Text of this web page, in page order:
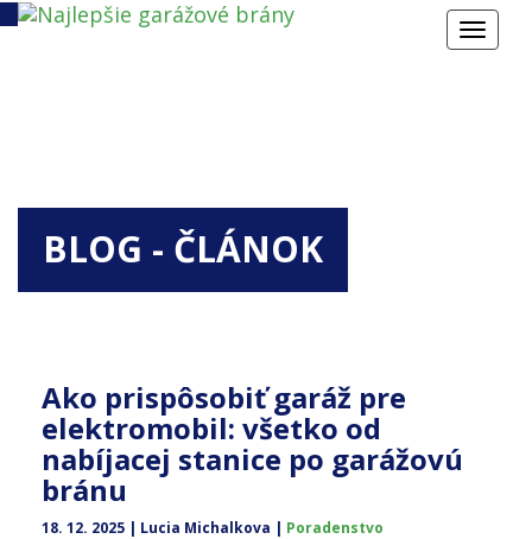
Toggle
BLOG - ČLÁNOK
Ako prispôsobiť garáž pre
elektromobil: všetko od
nabíjacej stanice po garážovú
bránu
18. 12. 2025 | Lucia Michalkova | Poradenstvo